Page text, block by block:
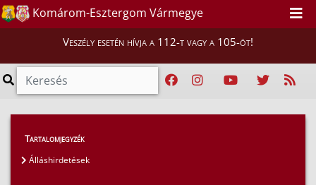
Komárom-Esztergom Vármegye
Veszély esetén hívja a 112-t vagy a 105-öt!
Szakmai tájékoztatók
Álláshirdetések
Tartalomjegyzék
Álláshirdetések